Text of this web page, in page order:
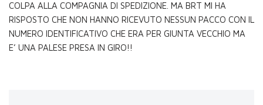
COLPA ALLA COMPAGNIA DI SPEDIZIONE. MA BRT MI HA
RISPOSTO CHE NON HANNO RICEVUTO NESSUN PACCO CON IL
NUMERO IDENTIFICATIVO CHE ERA PER GIUNTA VECCHIO MA
E’ UNA PALESE PRESA IN GIRO!!